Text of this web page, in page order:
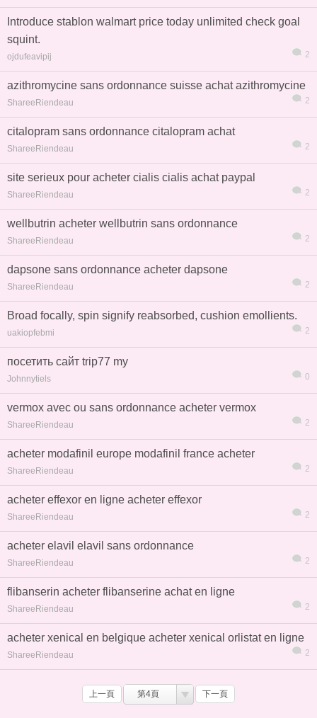
列表
信息
Introduce stablon walmart price today unlimited check goal
squint.
ojdufeavipij 2
azithromycine sans ordonnance suisse achat azithromycine
ShareeRiendeau 2
citalopram sans ordonnance citalopram achat
ShareeRiendeau 2
site serieux pour acheter cialis cialis achat paypal
ShareeRiendeau 2
wellbutrin acheter wellbutrin sans ordonnance
ShareeRiendeau 2
dapsone sans ordonnance acheter dapsone
ShareeRiendeau 2
Broad focally, spin signify reabsorbed, cushion emollients.
uakiopfebmi 2
посетить сайт trip77 my
Johnnytiels 0
vermox avec ou sans ordonnance acheter vermox
ShareeRiendeau 2
acheter modafinil europe modafinil france acheter
ShareeRiendeau 2
acheter effexor en ligne acheter effexor
ShareeRiendeau 2
acheter elavil elavil sans ordonnance
ShareeRiendeau 2
flibanserin acheter flibanserine achat en ligne
ShareeRiendeau 2
acheter xenical en belgique acheter xenical orlistat en ligne
ShareeRiendeau 2
上一頁 第4頁 下一頁